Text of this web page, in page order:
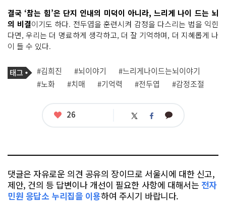
결국 ‘참는 힘’은 단지 인내의 미덕이 아니라, 느리게 나이 드는 뇌
의 비결이기도 하다. 전두엽을 훈련시켜 감정을 다스리는 법을 익힌
다면, 우리는 더 명료하게 생각하고, 더 잘 기억하며, 더 지혜롭게 나
이 들 수 있다.
기
사
관
련
태
그
#김희진 #뇌이야기
#느리게나이드는뇌이야기
#노화
#치매 #기억력 #전두엽 #감정조절
좋
26 트 페 카
댓글은 자유로운 의견 공유의 장이므로 서울시에 대한 신고,
제안, 건의 등 답변이나 개선이 필요한 사항에 대해서는 전자
민원 응답소 누리집을 이용하여 주시기 바랍니다.